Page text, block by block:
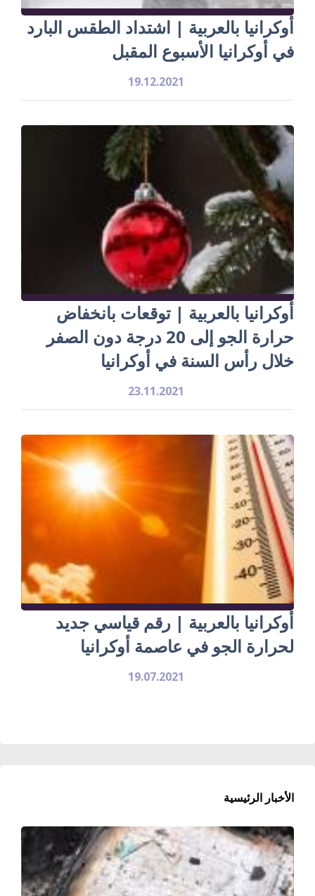
أوكرانيا بالعربية | اشتداد الطقس البارد
في أوكرانيا الأسبوع المقبل
19.12.2021
أوكرانيا بالعربية | توقعات بانخفاض
حرارة الجو إلى 20 درجة دون الصفر
خلال رأس السنة في أوكرانيا
23.11.2021
أوكرانيا بالعربية | رقم قياسي جديد
لحرارة الجو في عاصمة أوكرانيا
19.07.2021
الأخبار الرئيسية